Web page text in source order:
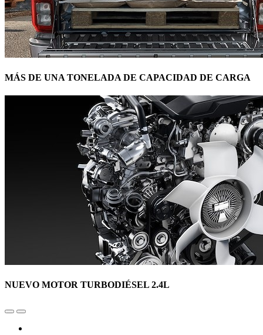
MÁS DE UNA TONELADA DE CAPACIDAD DE CARGA
NUEVO MOTOR TURBODIÉSEL 2.4L